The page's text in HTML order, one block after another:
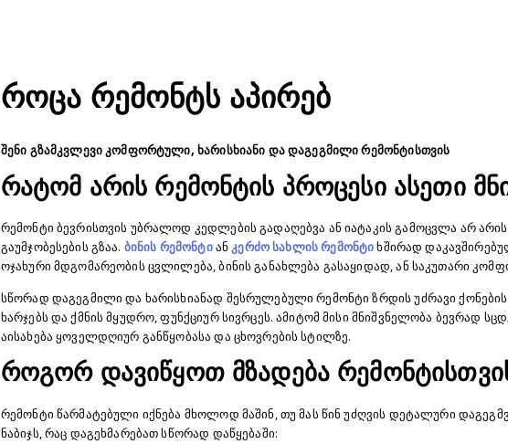
როცა რემონტს აპირებ
შენი გზამკვლევი კომფორტული, ხარისხიანი და დაგეგმილი რემონტისთვის
რატომ არის რემონტის პროცესი ასეთი
რემონტი ბევრისთვის უბრალოდ კედლების გადაღებვა ან იატაკის გამოცვლა არ
გაუმჯობესების გზაა. ბინის რემონტიანკერძო სახლის რემონტიხშირად
ოჯახური მდგომარეობის ცვლილება, ბინის განახლება გასაყიდად, ან საკუთარი
სწორად დაგეგმილი და ხარისხიანად შესრულებული რემონტი ზრდის უძრავი
ხარჯებს და ქმნის მყუდრო, ფუნქციურ სივრცეს. ამიტომ მისი მნიშვნელობა ბევრად
აისახება ყოველდღიურ განწყობასა და ცხოვრების სტილზე.
როგორ დავიწყოთ მზადება
რემონტი წარმატებული იქნება მხოლოდ მაშინ, თუ მას წინ უძღვის დეტალური
ნაბიჯს, რაც დაგეხმარებათ სწორად დაწყებაში: